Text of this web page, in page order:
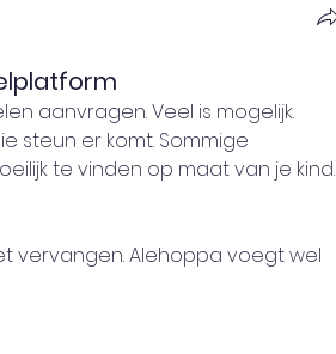
aanvragen. Veel is mogelijk.
steun er komt. Sommige
te vinden op maat van je kind.
vervangen. Alehoppa voegt wel